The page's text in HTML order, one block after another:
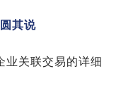
其说
业关联交易的详细